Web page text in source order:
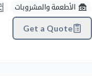
الأطعمة والمشروبات
Get a Quote